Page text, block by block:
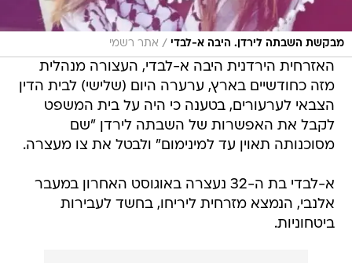
מבקשת השבתה לירדן. היבה א-לבדי / אתר רשמי
האזרחית הירדנית היבה א-לבדי, העצורה מנהלית
מזה כחודשיים בארץ, ערערה היום (שלישי) לבית הדין
הצבאי לערעורים, בטענה כי היה על בית המשפט
לקבל את האפשרות של השבתה לירדן "שם
מסוכנותה תאוין עד למינימום" ולבטל את צו מעצרה.
א-לבדי בת ה-32 נעצרה באוגוסט האחרון במעבר
אלנבי, הנמצא מזרחית ליריחו, בחשד לעבירות
ביטחוניות.